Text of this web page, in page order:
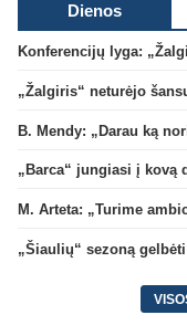
Dienos
„Žalgiris“ neturėjo
„Barca“ jungiasi į kovą
M. Arteta: „Turime
„Šiaulių“ sezoną